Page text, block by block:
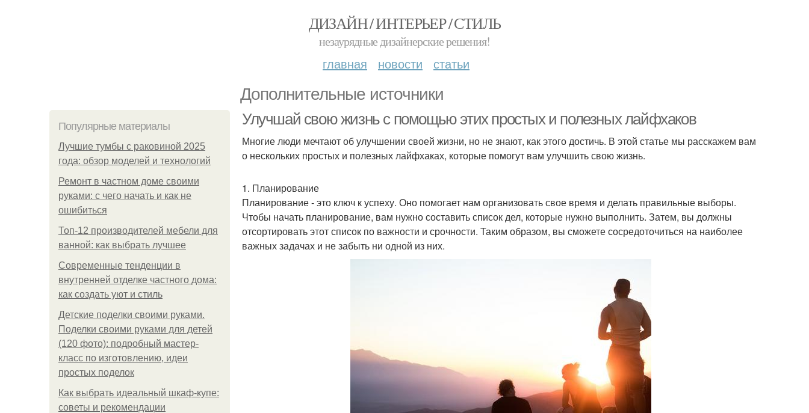
ДИЗАЙН / ИНТЕРЬЕР / СТИЛЬ
незаурядные дизайнерские решения!
главная новости статьи
Дополнительные источники
Популярные материалы
Лучшие тумбы с раковиной 2025
года: обзор моделей и технологий
Ремонт в частном доме своими
руками: с чего начать и как не
ошибиться
Топ-12 производителей мебели для
ванной: как выбрать лучшее
Современные тенденции в
внутренней отделке частного дома:
как создать уют и стиль
Детские поделки своими руками.
Поделки своими руками для детей
(120 фото): подробный мастер-
класс по изготовлению, идеи
простых поделок
Как выбрать идеальный шкаф-купе:
советы и рекомендации
Улучшай свою жизнь с помощью этих простых и полезных лайфхаков
Многие люди мечтают об улучшении своей жизни, но не знают, как этого достичь. В этой статье мы расскажем вам
о нескольких простых и полезных лайфхаках, которые помогут вам улучшить свою жизнь.
1. Планирование
Планирование - это ключ к успеху. Оно помогает нам организовать свое время и делать правильные выборы.
Чтобы начать планирование, вам нужно составить список дел, которые нужно выполнить. Затем, вы должны
отсортировать этот список по важности и срочности. Таким образом, вы сможете сосредоточиться на наиболее
важных задачах и не забыть ни одной из них.